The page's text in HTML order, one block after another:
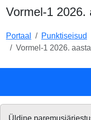
Vormel-1 2026.
Portaal
Punktiseisud
Vormel-1 2026.
Üldine